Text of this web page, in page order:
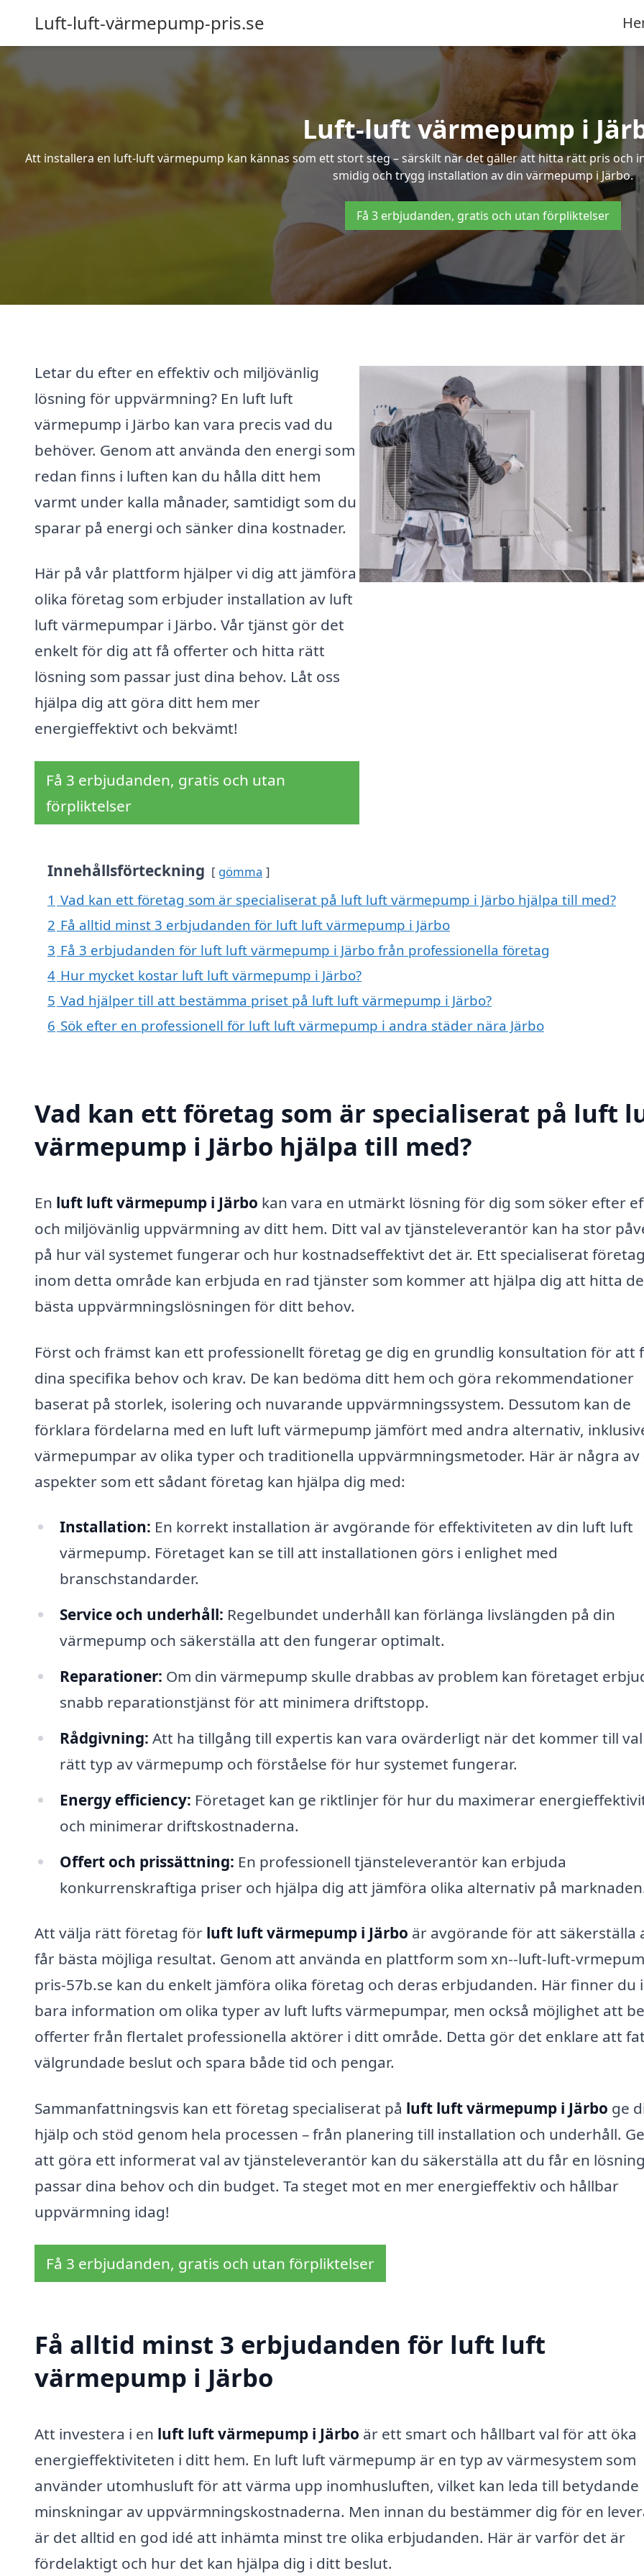
Luft-luft-värmepump-pris.se
Luft-luft värmepump i
Att installera en luft-luft värmepump kan kännas som ett stort steg – särskilt när det gäller att hitta rätt pris och
smidig och trygg installation av din värmepump i Järbo.
Få 3 erbjudanden, gratis och utan förpliktelser
Letar du efter en effektiv och miljövänlig
lösning för uppvärmning? En luft luft
värmepump i Järbo kan vara precis vad du
behöver. Genom att använda den energi som
redan finns i luften kan du hålla ditt hem
varmt under kalla månader, samtidigt som du
sparar på energi och sänker dina kostnader.
Här på vår plattform hjälper vi dig att jämföra
olika företag som erbjuder installation av luft
luft värmepumpar i Järbo. Vår tjänst gör det
enkelt för dig att få offerter och hitta rätt
lösning som passar just dina behov. Låt oss
hjälpa dig att göra ditt hem mer
energieffektivt och bekvämt!
Få 3 erbjudanden, gratis och utan
förpliktelser
Innehållsförteckning gömma
1 Vad kan ett företag som är specialiserat på luft luft värmepump i Järbo hjälpa till med?
2 Få alltid minst 3 erbjudanden för luft luft värmepump i Järbo
3 Få 3 erbjudanden för luft luft värmepump i Järbo från professionella företag
4 Hur mycket kostar luft luft värmepump i Järbo?
5 Vad hjälper till att bestämma priset på luft luft värmepump i Järbo?
6 Sök efter en professionell för luft luft värmepump i andra städer nära Järbo
Vad kan ett företag som är specialiserat på luft
värmepump i Järbo hjälpa till med?
En luft luft värmepump i Järbo kan vara en utmärkt lösning för dig som söker efter
och miljövänlig uppvärmning av ditt hem. Ditt val av tjänsteleverantör kan ha stor
på hur väl systemet fungerar och hur kostnadseffektivt det är. Ett specialiserat företag
inom detta område kan erbjuda en rad tjänster som kommer att hjälpa dig att hitta
bästa uppvärmningslösningen för ditt behov.
Först och främst kan ett professionellt företag ge dig en grundlig konsultation för att
dina specifika behov och krav. De kan bedöma ditt hem och göra rekommendationer
baserat på storlek, isolering och nuvarande uppvärmningssystem. Dessutom kan de
förklara fördelarna med en luft luft värmepump jämfört med andra alternativ,
värmepumpar av olika typer och traditionella uppvärmningsmetoder. Här är några av
aspekter som ett sådant företag kan hjälpa dig med:
Installation: En korrekt installation är avgörande för effektiviteten av din luft luft
värmepump. Företaget kan se till att installationen görs i enlighet med
branschstandarder.
Service och underhåll: Regelbundet underhåll kan förlänga livslängden på din
värmepump och säkerställa att den fungerar optimalt.
Reparationer: Om din värmepump skulle drabbas av problem kan företaget
snabb reparationstjänst för att minimera driftstopp.
Rådgivning: Att ha tillgång till expertis kan vara ovärderligt när det kommer till
rätt typ av värmepump och förståelse för hur systemet fungerar.
Energy efficiency: Företaget kan ge riktlinjer för hur du maximerar
och minimerar driftskostnaderna.
Offert och prissättning: En professionell tjänsteleverantör kan erbjuda
konkurrenskraftiga priser och hjälpa dig att jämföra olika alternativ på
Att välja rätt företag för luft luft värmepump i Järbo är avgörande för att säkerställa
får bästa möjliga resultat. Genom att använda en plattform som xn--luft-luft-
pris-57b.se kan du enkelt jämföra olika företag och deras erbjudanden. Här finner du
bara information om olika typer av luft lufts värmepumpar, men också möjlighet att
offerter från flertalet professionella aktörer i ditt område. Detta gör det enklare att
välgrundade beslut och spara både tid och pengar.
Sammanfattningsvis kan ett företag specialiserat på luft luft värmepump i Järbo ge
hjälp och stöd genom hela processen – från planering till installation och underhåll.
att göra ett informerat val av tjänsteleverantör kan du säkerställa att du får en
passar dina behov och din budget. Ta steget mot en mer energieffektiv och hållbar
uppvärmning idag!
Få 3 erbjudanden, gratis och utan förpliktelser
Få alltid minst 3 erbjudanden för luft luft
värmepump i Järbo
Att investera i en luft luft värmepump i Järbo är ett smart och hållbart val för att öka
energieffektiviteten i ditt hem. En luft luft värmepump är en typ av värmesystem som
använder utomhusluft för att värma upp inomhusluften, vilket kan leda till betydande
minskningar av uppvärmningskostnaderna. Men innan du bestämmer dig för en
är det alltid en god idé att inhämta minst tre olika erbjudanden. Här är varför det är
fördelaktigt och hur det kan hjälpa dig i ditt beslut.